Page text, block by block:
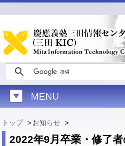
MENU
トップ >お知らせ >
2022年9月卒業・修了